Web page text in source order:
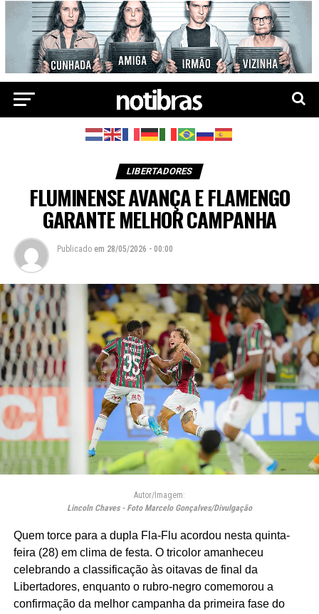
LIBERTADORES
FLUMINENSE AVANÇA E FLAMENGO
GARANTE MELHOR CAMPANHA
Publicado em 28/05/2026 - 00:00
Autor/Imagem:
Lincoln Chaves - Foto Marcelo Gonçalves/Divulgação
Quem torce para a dupla Fla-Flu acordou nesta quinta-
feira (28) em clima de festa. O tricolor amanheceu
celebrando a classificação às oitavas de final da
Libertadores, enquanto o rubro-negro comemorou a
confirmação da melhor campanha da primeira fase do